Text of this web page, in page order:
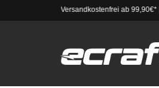
Versandkostenfrei ab 99,90€*|